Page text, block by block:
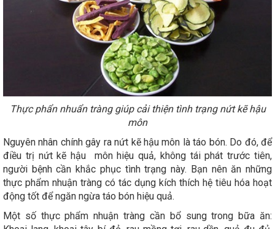
Thực phẩn nhuẩn tràng giúp cải thiện tình trạng nứt kẽ hậu
môn
Nguyên nhân chính gây ra nứt kẽ hậu môn là táo bón. Do đó, để
điều trị nứt kẽ hậu môn hiệu quả, không tái phát trước tiên,
người bệnh cần khắc phục tình trạng này. Bạn nên ăn những
thực phẩm nhuận tràng có tác dụng kích thích hệ tiêu hóa hoạt
động tốt để ngăn ngừa táo bón hiệu quả.
Một số thực phẩm nhuận tràng cần bổ sung trong bữa ăn: